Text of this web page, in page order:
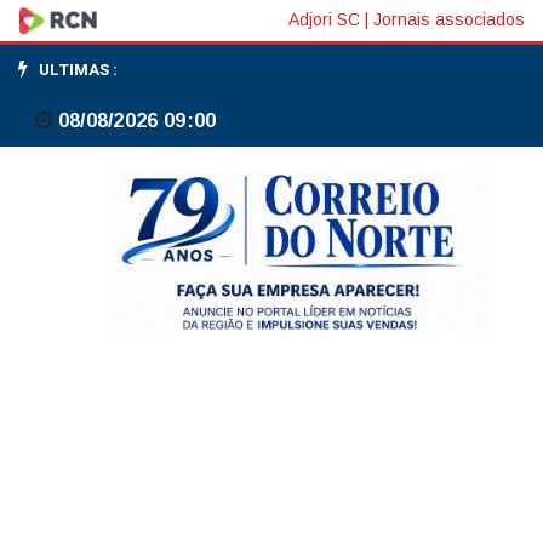
Inadimplência
média
no
crédito
Adjori SC Jornais associados
ULTIMAS :
08/08/2026 09:00